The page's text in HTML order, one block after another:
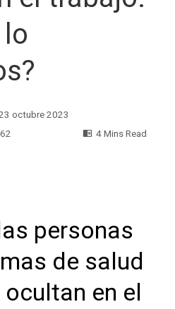
octubre 2023
4 Mins Read
personas
de salud
en el